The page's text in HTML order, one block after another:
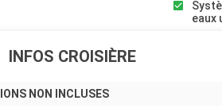
eaux
INFOS CROISIÈRE
NON INCLUSES